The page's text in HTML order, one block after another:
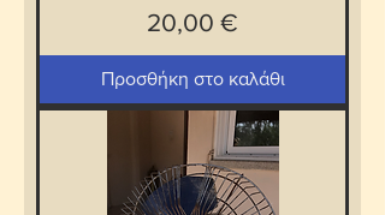
Τιμή
20,00 €
Προσθήκη στο καλάθι